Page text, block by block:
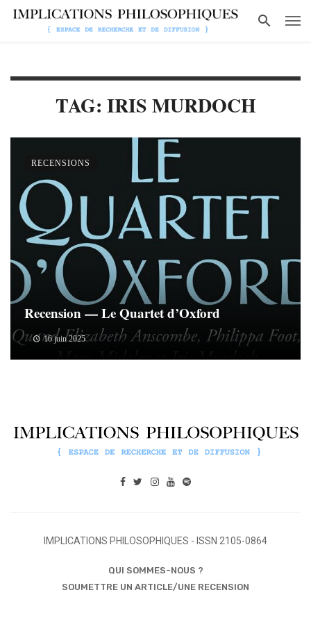
TAG: IRIS MURDOCH
Recension — Le Quartet d’Oxford
16 juin 2025
RECENSIONS
IMPLICATIONS PHILOSOPHIQUES - ISSN 2105-0864
QUI SOMMES-NOUS ?
SOUMETTRE UN ARTICLE/UNE RECENSION